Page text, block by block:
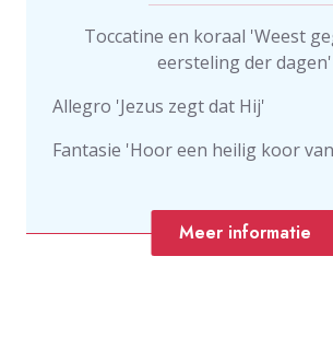
Toccatine en koraal 'Weest
eersteling der dagen'
Allegro 'Jezus zegt dat Hij'
Fantasie 'Hoor een heilig koor
Meer informatie